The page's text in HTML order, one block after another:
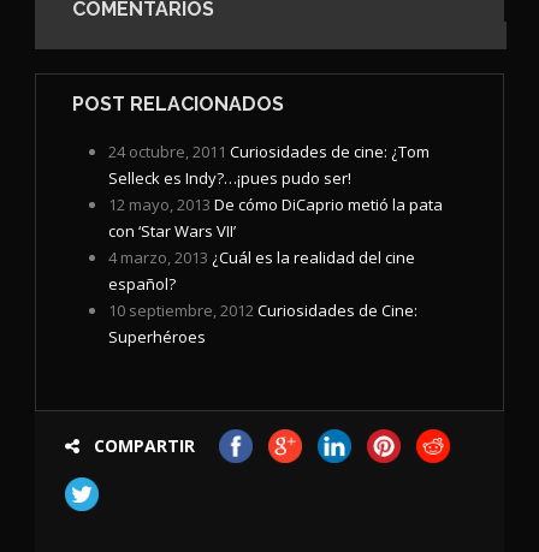
COMENTARIOS
POST RELACIONADOS
24 octubre, 2011 Curiosidades de cine: ¿Tom
Selleck es Indy?…¡pues pudo ser!
12 mayo, 2013 De cómo DiCaprio metió la pata
con ‘Star Wars VII’
4 marzo, 2013 ¿Cuál es la realidad del cine
español?
10 septiembre, 2012Curiosidades de Cine:
Superhéroes
COMPARTIR